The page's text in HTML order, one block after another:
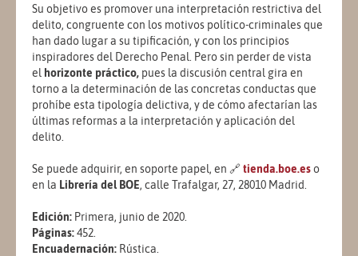
Su objetivo es promover una interpretación restrictiva del
delito, congruente con los motivos político-criminales que
han dado lugar a su tipificación, y con los principios
inspiradores del Derecho Penal. Pero sin perder de vista
el horizonte práctico, pues la discusión central gira en
torno a la determinación de las concretas conductas que
prohíbe esta tipología delictiva, y de cómo afectarían las
últimas reformas a la interpretación y aplicación del
delito.
Se puede adquirir, en soporte papel, en 🔗tienda.boe.eso
en la Librería del BOE, calle Trafalgar, 27, 28010 Madrid.
Edición: Primera, junio de 2020.
Páginas:452.
Encuadernación: Rústica.